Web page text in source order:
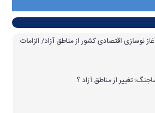
نوسازی اقتصادی کشور از مناطق آزاد/ الزامات
تغییر از مناطق آزاد ؟